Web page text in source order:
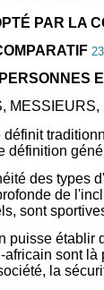
PAR LA
23
MESSIEURS,
définit
définition
des types
de
sont
puisse établir
africain sont
la